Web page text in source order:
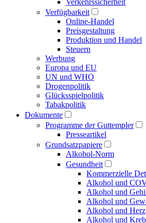
Verkehrssicherheit
Verfügbarkeit
Online-Handel
Preisgestaltung
Produktion und Handel
Steuern
Werbung
Europa und EU
UN und WHO
Drogenpolitik
Glücksspielpolitik
Tabakpolitik
Dokumente
Programme der Guttempler
Presse­artikel
Grundsatzpapiere
Alkohol-Norm
Gesundheit
Kommerzielle
Alkohol und
Alkohol und
Alkohol und
Alkohol und Herz
Alkohol und